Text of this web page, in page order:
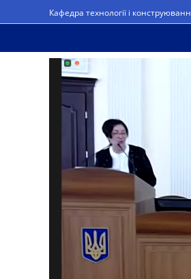
до
Кафедра технології і